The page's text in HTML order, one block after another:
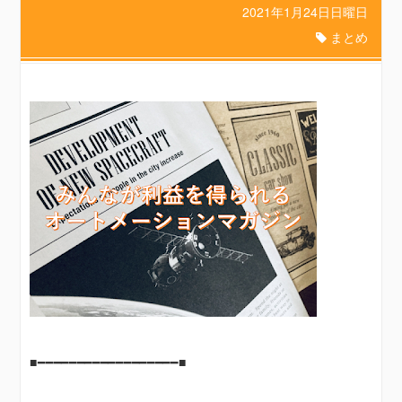
2021年1月24日日曜日
まとめ
■━━━━━━━━━━━━━━━━━━■